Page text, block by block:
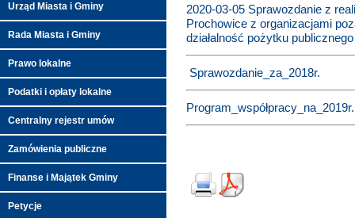
Urząd Miasta i Gminy
Rada Miasta i Gminy
Prawo lokalne
Podatki i opłaty lokalne
Centralny rejestr umów
Zamówienia publiczne
Finanse i Majątek Gminy
Petycje
2020-03-05 Sprawozdanie z
Prochowice z organizacjami
działalność pożytku
Sprawozdanie_za_2018r.
Program_współpracy_na_2019r.